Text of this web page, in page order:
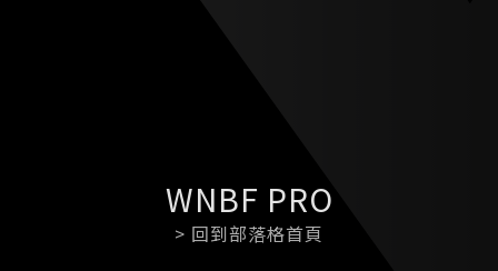
WNBF PRO
> 回到部落格首頁